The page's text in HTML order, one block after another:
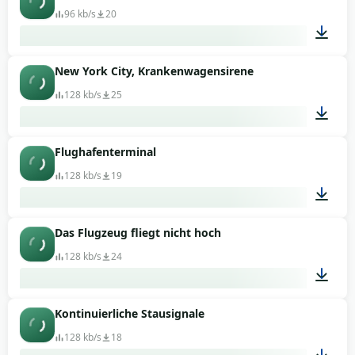
96 kb/s 20
New York City, Krankenwagensirene
128 kb/s 25
Flughafenterminal
128 kb/s 19
Das Flugzeug fliegt nicht hoch
128 kb/s 24
Kontinuierliche Stausignale
128 kb/s 18